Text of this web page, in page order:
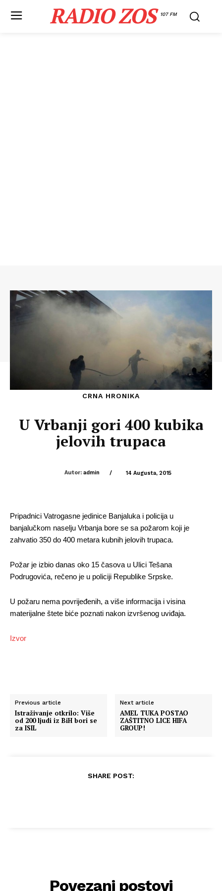
RADIO ZOS 107 FM
CRNA HRONIKA
U Vrbanji gori 400 kubika
jelovih trupaca
Autor: admin / 14 Augusta, 2015
Pripadnici Vatrogasne jedinice Banjaluka i policija u
banjalučkom naselju Vrbanja bore se sa požarom koji je
zahvatio 350 do 400 metara kubnih jelovih trupaca.
Požar je izbio danas oko 15 časova u Ulici Tešana
Podrugovića, rečeno je u policiji Republike Srpske.
U požaru nema povrijeđenih, a više informacija i visina
materijalne štete biće poznati nakon izvršenog uviđaja.
Izvor
Previous article
Istraživanje otkrilo: Više
od 200 ljudi iz BiH bori se
za ISIL
Next article
AMEL TUKA POSTAO
ZAŠTITNO LICE HIFA
GROUP!
SHARE POST:
Povezani postovi